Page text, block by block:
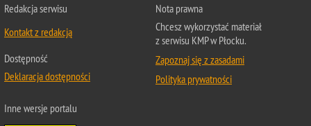
Redakcja serwisu
Kontakt z redakcją
Dostępność
Deklaracja dostępności
Nota prawna
Chcesz wykorzystać materiał
z serwisu KMP w Płocku.
Zapoznaj się z zasadami
Polityka prywatności
Inne wersje portalu